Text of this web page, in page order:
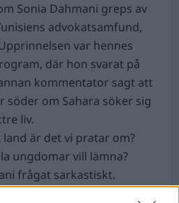
Sonia Dahmani greps av
advokatsamfund,
var hennes
där hon svarat på
kommentator sagt att
om Sahara söker sig
liv.
är det vi pratar om?
ungdomar vill lämna?
frågat sarkastiskt.